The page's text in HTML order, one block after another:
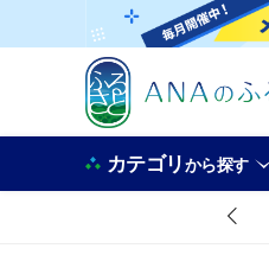
カテゴリから探す